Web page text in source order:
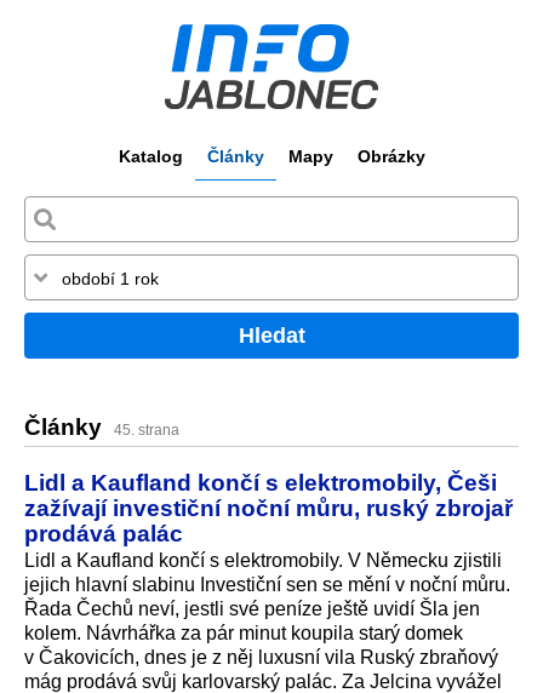
Katalog Články Mapy Obrázky
Hledat
Články 45. strana
Lidl a Kaufland končí s elektromobily, Češi
zažívají investiční noční můru, ruský zbrojař
prodává palác
Lidl a Kaufland končí s elektromobily. V Německu zjistili
jejich hlavní slabinu Investiční sen se mění v noční můru.
Řada Čechů neví, jestli své peníze ještě uvidí Šla jen
kolem. Návrhářka za pár minut koupila starý domek
v Čakovicích, dnes je z něj luxusní vila Ruský zbraňový
mág prodává svůj karlovarský palác. Za Jelcina vyvážel